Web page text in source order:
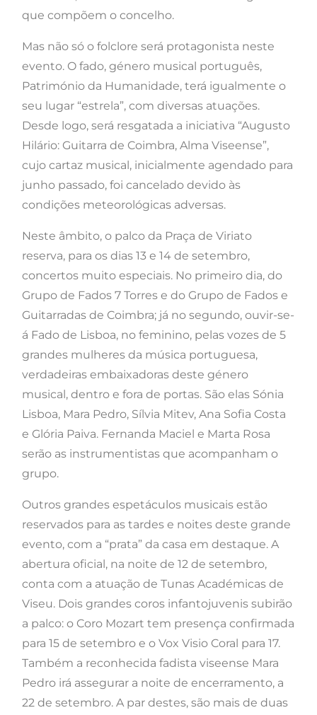
que compõem o concelho.
Mas não só o folclore será protagonista neste
evento. O fado, género musical português,
Património da Humanidade, terá igualmente o
seu lugar “estrela”, com diversas atuações.
Desde logo, será resgatada a iniciativa “Augusto
Hilário: Guitarra de Coimbra, Alma Viseense”,
cujo cartaz musical, inicialmente agendado para
junho passado, foi cancelado devido às
condições meteorológicas adversas.
Neste âmbito, o palco da Praça de Viriato
reserva, para os dias 13 e 14 de setembro,
concertos muito especiais. No primeiro dia, do
Grupo de Fados 7 Torres e do Grupo de Fados e
Guitarradas de Coimbra; já no segundo, ouvir-se-
á Fado de Lisboa, no feminino, pelas vozes de 5
grandes mulheres da música portuguesa,
verdadeiras embaixadoras deste género
musical, dentro e fora de portas. São elas Sónia
Lisboa, Mara Pedro, Sílvia Mitev, Ana Sofia Costa
e Glória Paiva. Fernanda Maciel e Marta Rosa
serão as instrumentistas que acompanham o
grupo.
Outros grandes espetáculos musicais estão
reservados para as tardes e noites deste grande
evento, com a “prata” da casa em destaque. A
abertura oficial, na noite de 12 de setembro,
conta com a atuação de Tunas Académicas de
Viseu. Dois grandes coros infantojuvenis subirão
a palco: o Coro Mozart tem presença confirmada
para 15 de setembro e o Vox Visio Coral para 17.
Também a reconhecida fadista viseense Mara
Pedro irá assegurar a noite de encerramento, a
22 de setembro. A par destes, são mais de duas